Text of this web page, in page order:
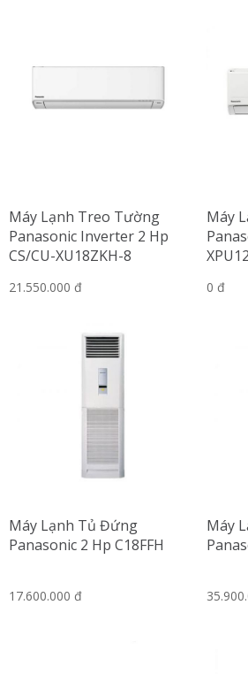
Máy Lạnh Treo Tường
Panasonic Inverter 2 Hp
CS/CU-XU18ZKH-8
21.550.000 đ
Máy
0 đ
Máy Lạnh Tủ Đứng
Panasonic 2 Hp C18FFH
17.600.000 đ
Máy